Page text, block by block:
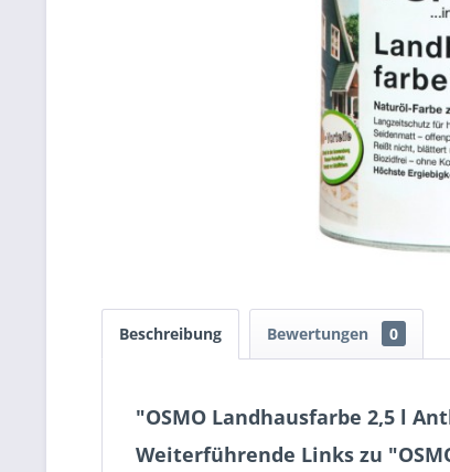
Beschreibung Bewertungen 0
"OSMO Landhausfarbe 2,5 l
Weiterführende Links zu